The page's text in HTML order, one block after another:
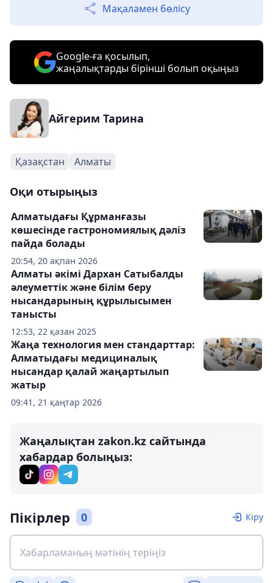
Мақаламен бөлісу
Google-ға қосылып,
жаңалықтарды бірінші болып оқыңыз
Айгерим Тарина
Қазақстан Алматы
Оқи отырыңыз
20:54, 20 ақпан 2026
Алматыдағы Құрманғазы
көшесінде гастрономиялық дәліз
пайда болады
12:53, 22 қазан 2025
Алматы әкімі Дархан Сатыбалды
әлеуметтік және білім беру
нысандарының құрылысымен
танысты
09:41, 21 қаңтар 2026
Жаңа технология мен стандарттар:
Алматыдағы медициналық
нысандар қалай жаңартылып
жатыр
Жаңалықтан zakon.kz сайтында
хабардар болыңыз:
Пікірлер 0 Кіру